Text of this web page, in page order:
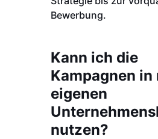
Bewerbung.
Kann ich die
Kampagnen in
eigenen
nutzen?